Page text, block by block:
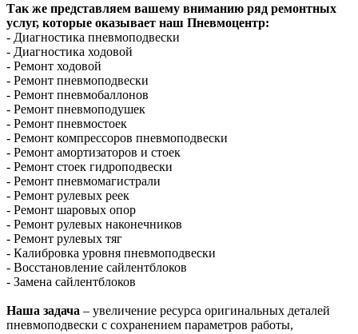
Так же представляем вашему вниманию ряд ремонтных
услуг, которые оказывает наш Пневмоцентр:
- Диагностика пневмоподвески
- Диагностика ходовой
- Ремонт ходовой
- Ремонт пневмоподвески
- Ремонт пневмобаллонов
- Ремонт пневмоподушек
- Ремонт пневмостоек
- Ремонт компрессоров пневмоподвески
- Ремонт амортизаторов и стоек
- Ремонт стоек гидроподвески
- Ремонт пневмомагистрали
- Ремонт рулевых реек
- Ремонт шаровых опор
- Ремонт рулевых наконечников
- Ремонт рулевых тяг
- Калибровка уровня пневмоподвески
- Восстановление сайлентблоков
- Замена сайлентблоков
Наша задача – увеличение ресурса оригинальных деталей
пневмоподвески с сохранением параметров работы,